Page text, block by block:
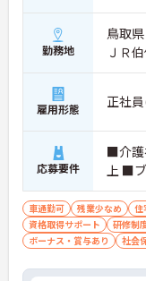
勤務地
鳥取
ＪＲ
雇用形態 正社
応募要件
■介護
上 ■
車通勤可 残業少なめ 住
資格取得サポート
研修制
ボーナス・賞与あり
社会